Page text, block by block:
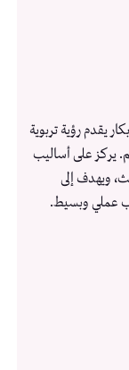
يقدم رؤية تربوية
يركز على أساليب
ويهدف إلى
عملي وبسيط.